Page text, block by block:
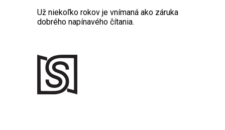
Už niekoľko rokov je vnímaná ako záruka
dobrého napínavého čítania.